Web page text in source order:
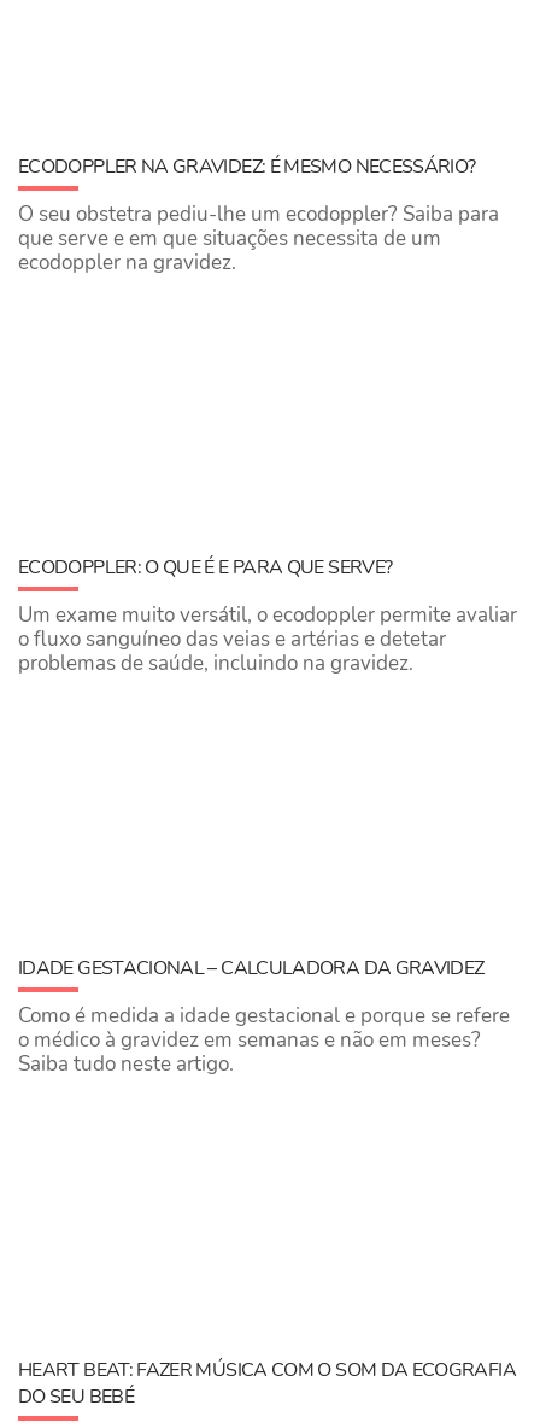
ECODOPPLER NA GRAVIDEZ: É MESMO NECESSÁRIO?
O seu obstetra pediu-lhe um ecodoppler? Saiba para
que serve e em que situações necessita de um
ecodoppler na gravidez.
ECODOPPLER: O QUE É E PARA QUE SERVE?
Um exame muito versátil, o ecodoppler permite avaliar
o fluxo sanguíneo das veias e artérias e detetar
problemas de saúde, incluindo na gravidez.
IDADE GESTACIONAL – CALCULADORA DA GRAVIDEZ
Como é medida a idade gestacional e porque se refere
o médico à gravidez em semanas e não em meses?
Saiba tudo neste artigo.
HEART BEAT: FAZER MÚSICA COM O SOM DA ECOGRAFIA
DO SEU BEBÉ